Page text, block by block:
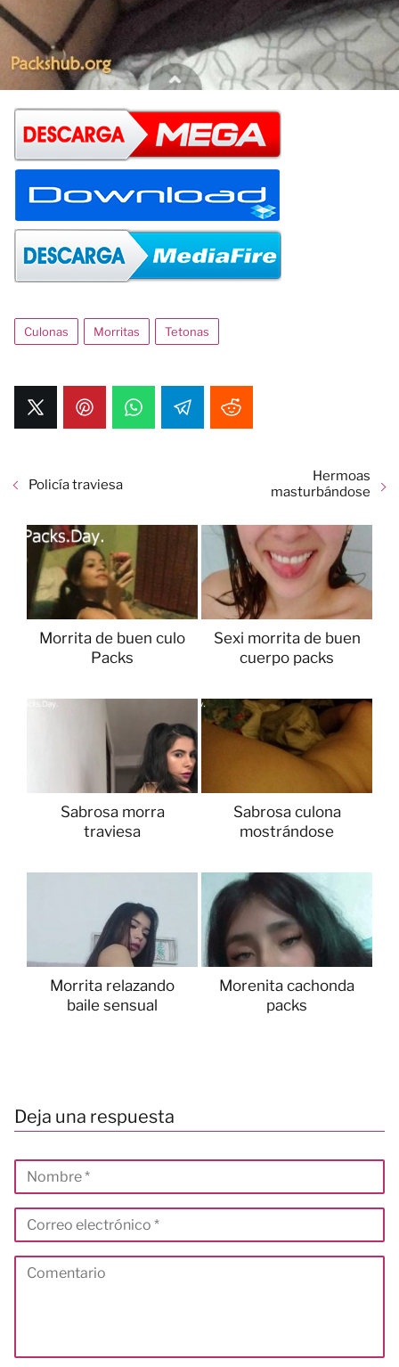
Culonas Morritas Tetonas
Policía traviesa
Hermoas
masturbándose
Morrita de buen culo
Packs
Sexi morrita de buen
cuerpo packs
Sabrosa morra
traviesa
Sabrosa culona
mostrándose
Morrita relazando
baile sensual
Morenita cachonda
packs
Deja una respuesta